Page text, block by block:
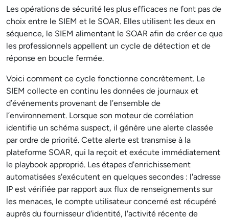
Les opérations de sécurité les plus efficaces ne font pas de
choix entre le SIEM et le SOAR. Elles utilisent les deux en
séquence, le SIEM alimentant le SOAR afin de créer ce que
les professionnels appellent un cycle de détection et de
réponse en boucle fermée.
Voici comment ce cycle fonctionne concrètement. Le
SIEM collecte en continu les données de journaux et
d’événements provenant de l’ensemble de
l’environnement. Lorsque son moteur de corrélation
identifie un schéma suspect, il génère une alerte classée
par ordre de priorité. Cette alerte est transmise à la
plateforme SOAR, qui la reçoit et exécute immédiatement
le playbook approprié. Les étapes d'enrichissement
automatisées s'exécutent en quelques secondes : l'adresse
IP est vérifiée par rapport aux flux de renseignements sur
les menaces, le compte utilisateur concerné est récupéré
auprès du fournisseur d'identité, l'activité récente de